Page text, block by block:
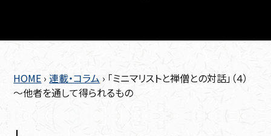
HOME › 連載・コラム ›
～他者を通して得られるもの